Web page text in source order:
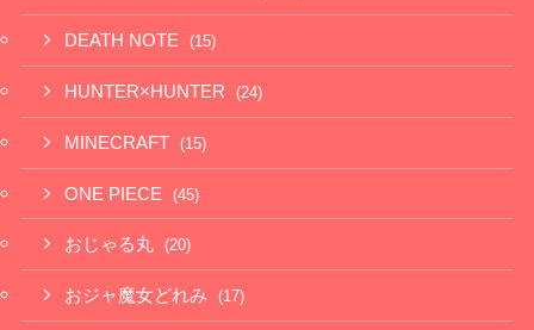
DEATH NOTE (15)
HUNTER×HUNTER (24)
MINECRAFT (15)
ONE PIECE (45)
おじゃる丸 (20)
おジャ魔女どれみ (17)